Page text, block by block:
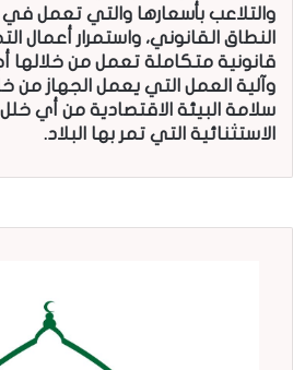
والتلاعب بأسعارها والتي تعمل
النطاق القانوني، واستمرار أعمال
قانونية متكاملة تعمل من خلالها
وآلية العمل التي يعمل الجهاز من
سلامة البيئة الاقتصادية من أي
الاستثنائية التي تمر بها البلاد.